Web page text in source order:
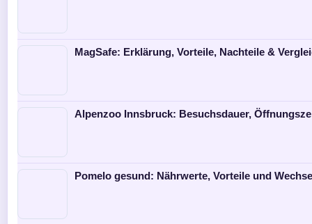
MagSafe: Erklärung, Vorteile, Nachteile &
Alpenzoo Innsbruck: Besuchsdauer,
Pomelo gesund: Nährwerte, Vorteile und